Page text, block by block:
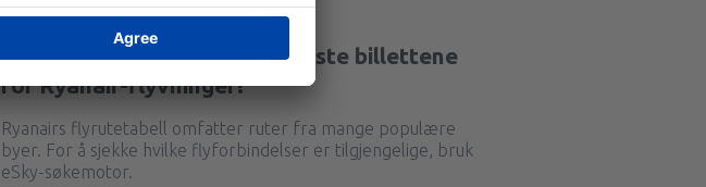
✔️ Når kan man kjøpe de billigste billettene
for Ryanair-flyvninger?
Ryanairs flyrutetabell omfatter ruter fra mange populære
byer. For å sjekke hvilke flyforbindelser er tilgjengelige, bruk
eSky-søkemotor.